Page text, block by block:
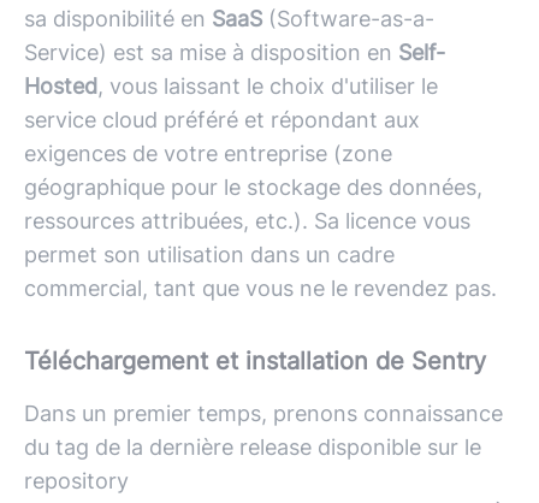
sa disponibilité en SaaS (Software-as-a-
Service) est sa mise à disposition en Self-
Hosted, vous laissant le choix d'utiliser le
service cloud préféré et répondant aux
exigences de votre entreprise (zone
géographique pour le stockage des données,
ressources attribuées, etc.). Sa licence vous
permet son utilisation dans un cadre
commercial, tant que vous ne le revendez pas.
Téléchargement et installation de Sentry
Dans un premier temps, prenons connaissance
du tag de la dernière release disponible sur le
repository